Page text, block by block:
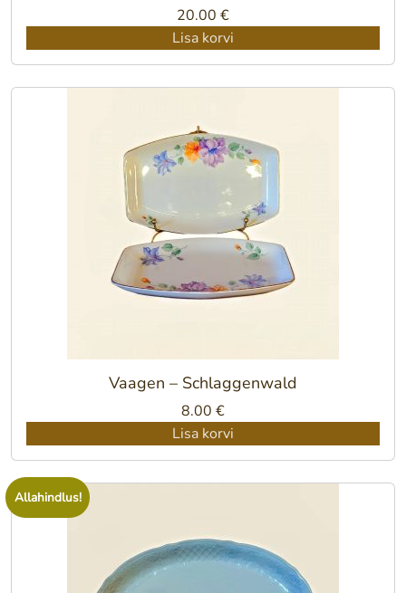
20.00 €
Lisa korvi
Vaagen – Schlaggenwald
8.00 €
Lisa korvi
Allahindlus!